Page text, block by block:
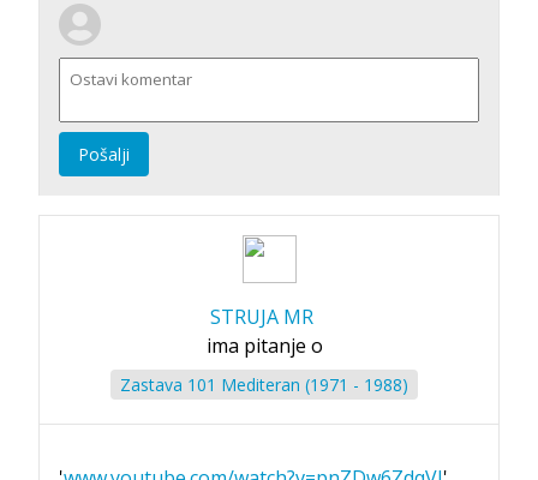
Pošalji
STRUJA MR
ima pitanje o
Zastava 101 Mediteran (1971 - 1988)